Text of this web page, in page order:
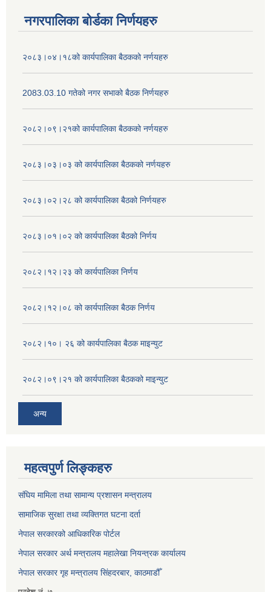
नगरपालिका बोर्डका निर्णयहरु
२०८३।०४।१८को कार्यपालिका बैठकको नर्णयहरु
2083.03.10 गतेको नगर सभाको बैठक निर्णयहरु
२०८२।०९।२१को कार्यपालिका बैठकको नर्णयहरु
२०८३।०३।०३ को कार्यपालिका बैठकको नर्णयहरु
२०८३।०२।२८ को कार्यपालिका बैठको निर्णयहरु
२०८३।०१।०२ को कार्यपालिका बैठको निर्णय
२०८२।१२।२३ को कार्यपालिका निर्णय
२०८२।१२।०८ को कार्यपालिका बैठक निर्णय
२०८२।१०। २६ को कार्यपालिका बैठक माइन्युट
२०८२।०९।२१ को कार्यपालिका बैठकको माइन्युट
अन्य
महत्वपुर्ण लिङ्कहरु
संघिय मामिला तथा सामान्य प्रशासन मन्त्रालय
सामाजिक सुरक्षा तथा व्यक्तिगत घटना दर्ता
नेपाल सरकारको आधिकारिक पोर्टल
नेपाल सरकार अर्थ मन्त्रालय महालेखा नियन्त्रक कार्यालय
नेपाल सरकार गृह मन्त्रालय सिंहदरबार, काठमाडौँ